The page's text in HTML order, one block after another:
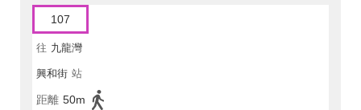
107
往 九龍灣
興和街 站
距離 50m